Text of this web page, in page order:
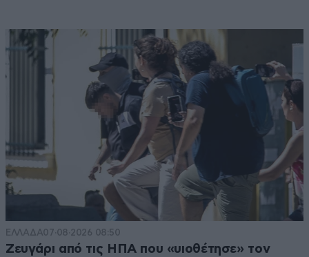
ΕΛΛΑΔΑ07·08·2026 08:50
Ζευγάρι από τις ΗΠΑ που «υιοθέτησε» τον